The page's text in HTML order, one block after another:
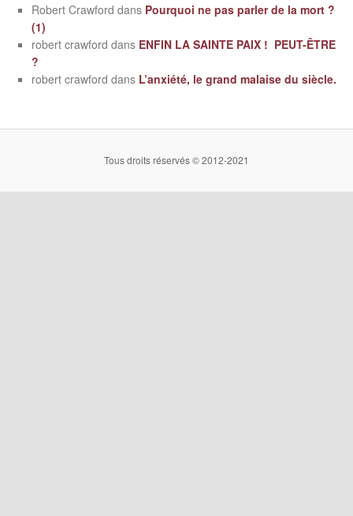
Robert Crawford dans Pourquoi ne pas parler de la mort ?
(1)
robert crawford dans ENFIN LA SAINTE PAIX ! PEUT-ÊTRE
?
robert crawford dans L’anxiété, le grand malaise du siècle.
Tous droits réservés © 2012-2021